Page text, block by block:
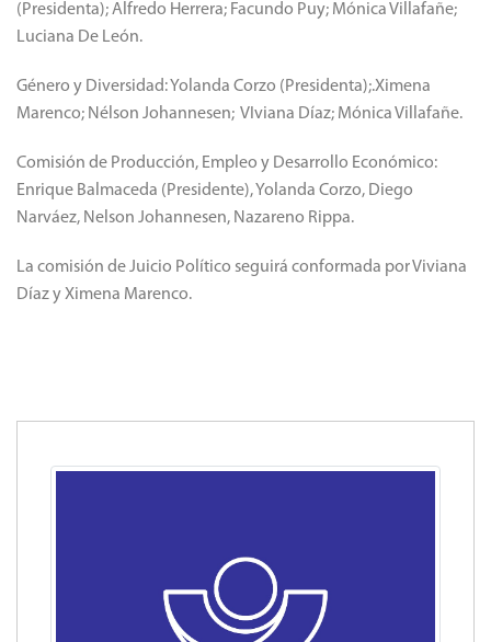
(Presidenta); Alfredo Herrera; Facundo Puy; Mónica Villafañe;
Luciana De León.
Género y Diversidad: Yolanda Corzo (Presidenta);.Ximena
Marenco; Nélson Johannesen; VIviana Díaz; Mónica Villafañe.
Comisión de Producción, Empleo y Desarrollo Económico:
Enrique Balmaceda (Presidente), Yolanda Corzo, Diego
Narváez, Nelson Johannesen, Nazareno Rippa.
La comisión de Juicio Político seguirá conformada por Viviana
Díaz y Ximena Marenco.